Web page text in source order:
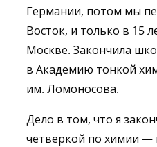
Германии, потом мы
Восток, и только в 15
Москве. Закончила
в Академию тонкой
им. Ломоносова.
Дело в том, что я
четверкой по химии —